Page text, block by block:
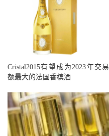
Cristal2015有望成为2023年交易
额最大的法国香槟酒